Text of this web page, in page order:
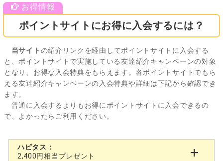
ポイントサイトにお得に入会するには？
当サイト の紹介リンクを経由してポイントサイトに入会する
と、ポイントサイトで実施している友達紹介キャンペーンの対象
となり、お得な入会特典をもらえます。各ポイントサイトでもら
える友達紹介キャンペーンの入会特典や詳細は下記から確認でき
ます。
普通に入会するよりもお得にポイントサイトに入会できるの
で、よかったらご利用ください。
ハピタス：
2,400円相当プレゼント